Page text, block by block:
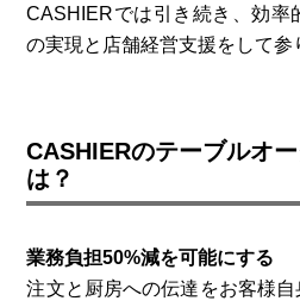
CASHIERでは引き続き、効率
の実現と店舗経営支援をして参
CASHIERのテーブルオ
は？
業務負担50%減を可能にする
注文と厨房への伝達をお客様